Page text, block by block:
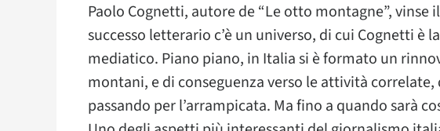
Paolo Cognetti, autore de “Le otto montagne”, vinse
successo letterario c’è un universo, di cui Cognetti è
mediatico. Piano piano, in Italia si è formato un
montani, e di conseguenza verso le attività
passando per l’arrampicata. Ma fino a quando sarà